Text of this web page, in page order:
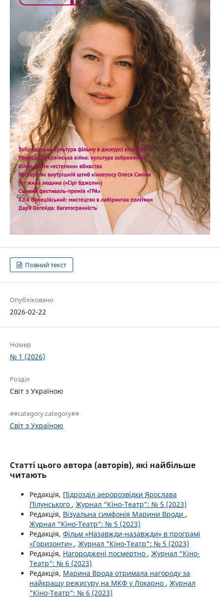
Повний текст
Опубліковано
2026-02-22
Номер
№ 1 (2026)
Розділ
Світ з Україною
##category.category##
Світ з Україною
Статті цього автора (авторів), які найбільше
читають
Редакція, Підрозділ аеророзвідки Ярослава
Пілунського , Журнал “Кіно-Театр”: № 5 (2023)
Редакція, Візуальна симфонія Марини Вроди ,
Журнал “Кіно-Театр”: № 5 (2023)
Редакція, Фільм «Назавжди-назавжди» в програмі
«Горизонти» , Журнал “Кіно-Театр”: № 5 (2023)
Редакція, Нагороджені посмертно , Журнал “Кіно-
Театр”: № 6 (2023)
Редакція, Марина Врода отримала нагороду за
найкращу режисуру на МКФ у Локарно , Журнал
“Кіно-Театр”: № 6 (2023)